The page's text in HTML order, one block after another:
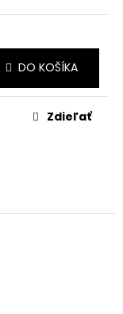
DO KOŠÍKA
Zdieľať